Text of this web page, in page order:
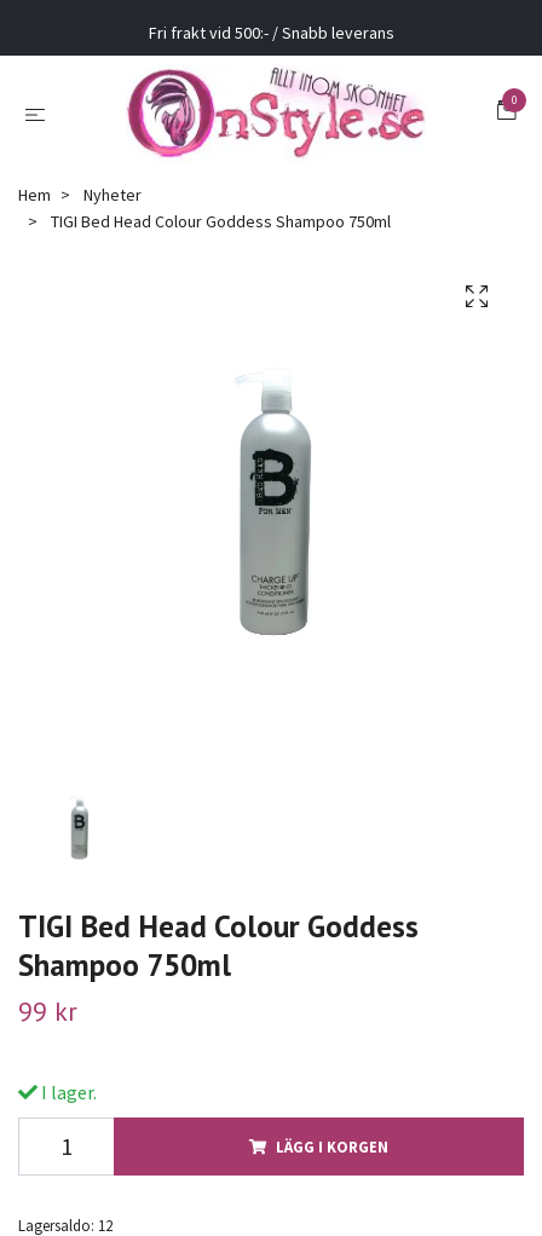
Fri frakt vid 500:- / Snabb leverans
0
Hem
Nyheter
TIGI Bed Head Colour Goddess Shampoo 750ml
TIGI Bed Head Colour Goddess
Shampoo 750ml
99 kr
I lager.
LÄGG I KORGEN
Lagersaldo: 12